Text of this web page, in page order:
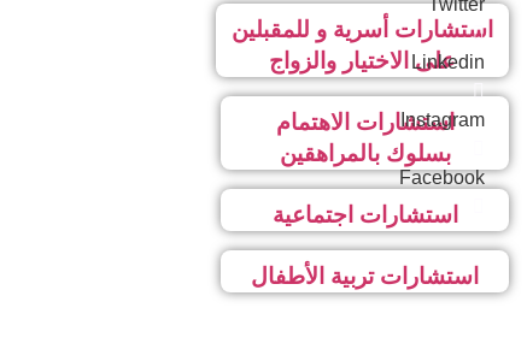
Twitter
Linkedin
Instagram
Facebook
استشارات أسرية و للمقبلين
على الاختيار والزواج
استشارات الاهتمام
بسلوك بالمراهقين
استشارات اجتماعية
استشارات تربية الأطفال